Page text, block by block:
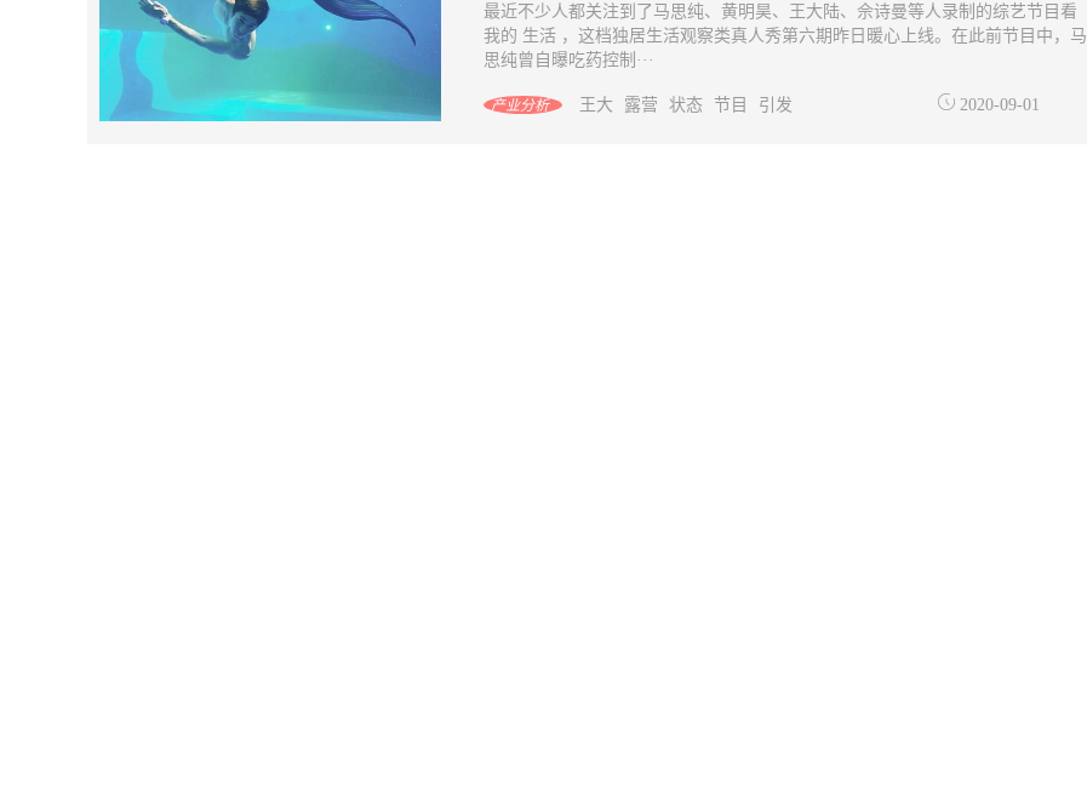
最近不少人都关注到了马思纯、黄明昊、王大陆、佘诗曼等人录制的综艺节目看
我的 生活 ，这档独居生活观察类真人秀第六期昨日暖心上线。在此前节目中，马
思纯曾自曝吃药控制···
产业分析 王大 露营 状态 节目 引发 2020-09-01